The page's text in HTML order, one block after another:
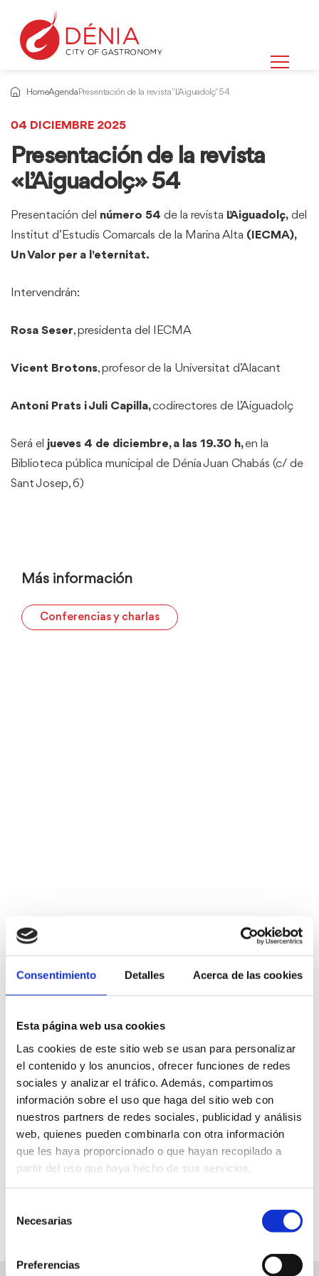
Consentimiento Detalles Acerca de las cookies
Esta página web usa cookies
Las cookies de este sitio web se usan para personalizar
el contenido y los anuncios, ofrecer funciones de redes
sociales y analizar el tráfico. Además, compartimos
información sobre el uso que haga del sitio web con
nuestros partners de redes sociales, publicidad y análisis
web, quienes pueden combinarla con otra información
que les haya proporcionado o que hayan recopilado a
partir del uso que haya hecho de sus servicios.
Necesarias
Preferencias
HomeAgenda Presentación de la revista "L'Aiguadolç" 54
04 DICIEMBRE 2025
Presentación de la revista
«L’Aiguadolç» 54
Presentación del número 54 de la revista L’Aiguadolç, del
Institut d’Estudis Comarcals de la Marina Alta ( IECMA),
Un Valor per a l’eternitat.
Intervendrán:
Rosa Seser, presidenta del IECMA
Vicent Brotons, profesor de la Universitat d’Alacant
Antoni Prats iJuli Capilla,codirectores de L’Aiguadolç
Será el jueves 4 de diciembre, a las 19.30 h,en la
Biblioteca pública municipal de Dénia Juan Chabás (c/ de
Sant Josep, 6)
FAVORITOS
Más información
Conferencias y charlas
Biblioteca Pública
lsignes@ayto-denia.es
Gratis
19.30 h